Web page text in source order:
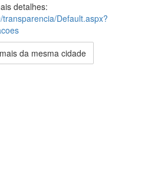
detalhes:
Default.aspx?
da mesma cidade